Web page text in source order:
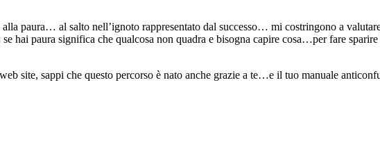
paura… al salto nell’ignoto rappresentato dal successo… mi costringono a
hai paura significa che qualcosa non quadra e bisogna capire cosa…per fare
site, sappi che questo percorso è nato anche grazie a te…e il tuo manuale